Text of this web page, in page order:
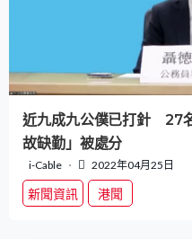
近九成九公僕已打針 27
故缺勤」被處分
i-Cable 2022年04月25日
新聞資訊 港聞